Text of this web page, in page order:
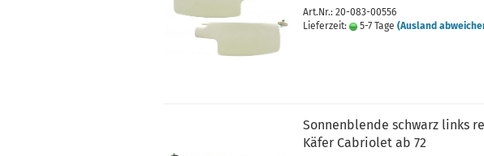
Art.Nr.: 20-083-00556
Lieferzeit:
5-7 Tage (Ausland
Sonnenblende schwarz links
Käfer Cabriolet ab 72